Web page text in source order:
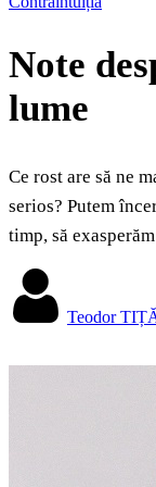
Note
lume
Ce rost are să ne
serios? Putem
timp, să
Teodor